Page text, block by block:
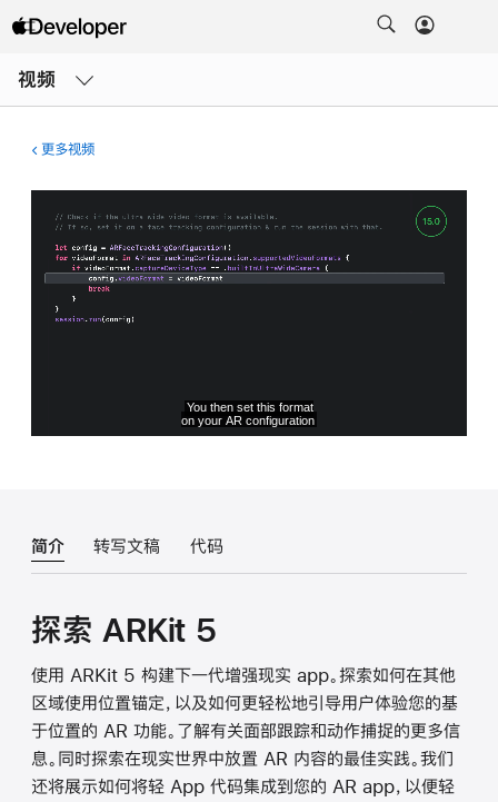
视频
单
更多视频
简介 转写文稿 代码
探索 ARKit 5
使用 ARKit 5 构建下一代增强现实 app。探索如何在其他
区域使用位置锚定，以及如何更轻松地引导用户体验您的基
于位置的 AR 功能。了解有关面部跟踪和动作捕捉的更多信
息。同时探索在现实世界中放置 AR 内容的最佳实践。我们
还将展示如何将轻 App 代码集成到您的 AR app，以便轻